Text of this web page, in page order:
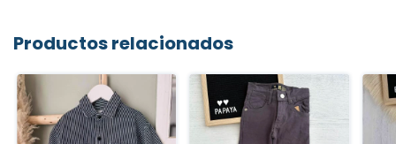
Productos relacionados